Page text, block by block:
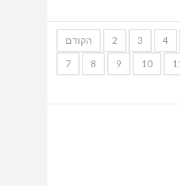
הקודם 2 3 4
7
8 9 10